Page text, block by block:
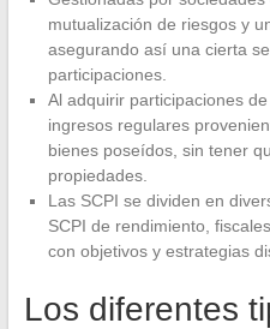
mutualización de riesgos y
asegurando así una cierta
participaciones.
Al adquirir participaciones
ingresos regulares
bienes poseídos, sin tener
propiedades.
Las SCPI se dividen en
SCPI de rendimiento,
con objetivos y estrategias
Los diferentes